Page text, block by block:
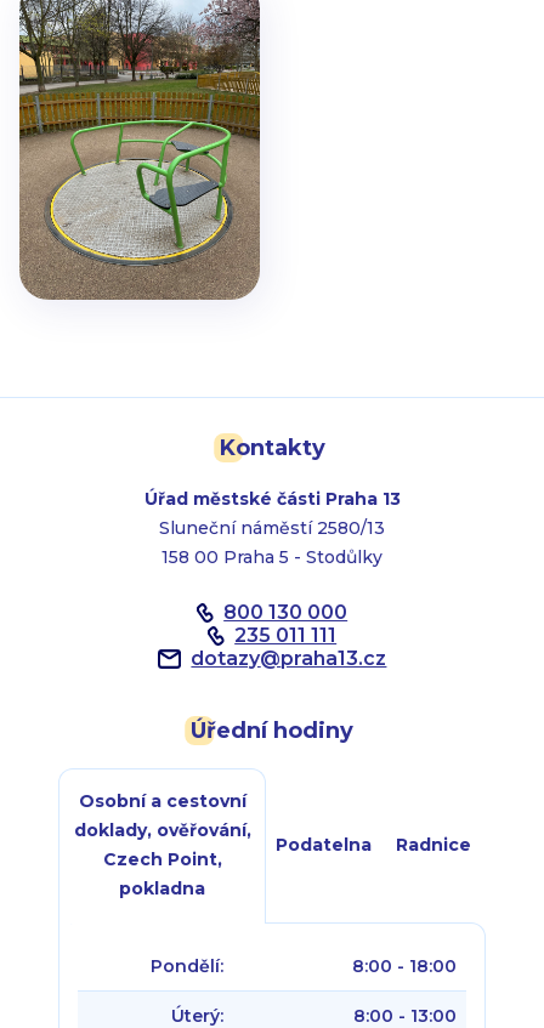
Kontakty
Úřad městské části Praha 13
Sluneční náměstí 2580/13
158 00 Praha 5 - Stodůlky
800 130 000
235 011 111
dotazy@praha13.cz
Úřední hodiny
Osobní a cestovní
doklady, ověřování,
Czech Point,
pokladna
Podatelna Radnice
Pondělí: 8:00 - 18:00
Úterý: 8:00 - 13:00